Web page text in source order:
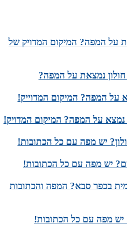
על המפה? המיקום המדויק של
נמצאת על המפה?
על המפה? המיקום המדוייק!
נמצא על המפה? המיקום המדויק!
יש מפה עם כל הכתובות!
יש מפה עם כל הכתובות!
בכפר סבא? המפה והכתובות
יש מפה עם כל הכתובות!